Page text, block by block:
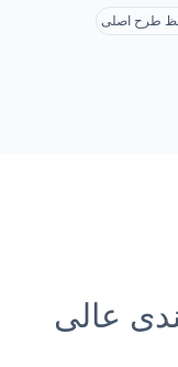
طرح اصلی
عالی